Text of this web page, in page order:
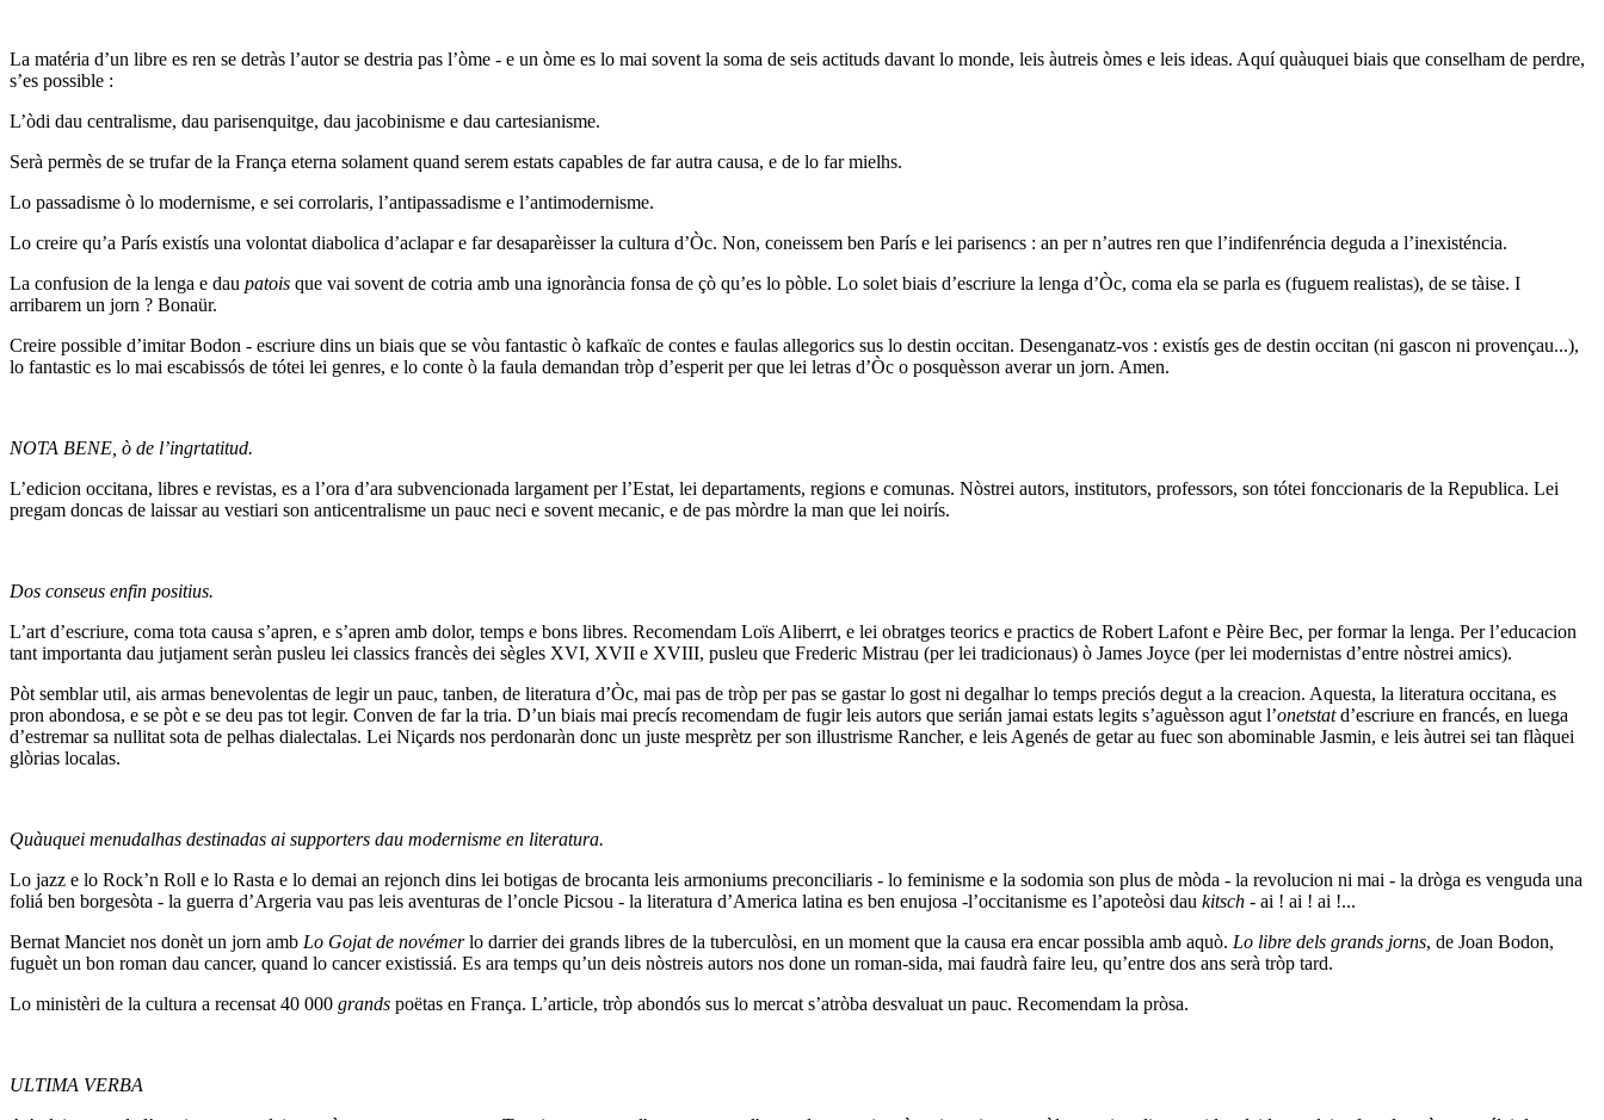
La matéria d’un libre es ren se detràs l’autor se destria pas l’òme - e un òme es lo mai sovent la soma de seis actituds davant lo monde, leis àutreis òmes e leis ideas. Aquí quàuquei biais que conselham de perdre,
s’es possible :
L’òdi dau centralisme, dau parisenquitge, dau jacobinisme e dau cartesianisme.
Serà permès de se trufar de la França eterna solament quand serem estats capables de far autra causa, e de lo far mielhs.
Lo passadisme ò lo modernisme, e sei corrolaris, l’antipassadisme e l’antimodernisme.
Lo creire qu’a París existís una volontat diabolica d’aclapar e far desaparèisser la cultura d’Òc. Non, coneissem ben París e lei parisencs : an per n’autres ren que l’indifenréncia deguda a l’inexisténcia.
La confusion de la lenga e dau patois que vai sovent de cotria amb una ignorància fonsa de çò qu’es lo pòble. Lo solet biais d’escriure la lenga d’Òc, coma ela se parla es (fuguem realistas), de se tàise. I
arribarem un jorn ? Bonaür.
Creire possible d’imitar Bodon - escriure dins un biais que se vòu fantastic ò kafkaïc de contes e faulas allegorics sus lo destin occitan. Desenganatz-vos : existís ges de destin occitan (ni gascon ni provençau...),
lo fantastic es lo mai escabissós de tótei lei genres, e lo conte ò la faula demandan tròp d’esperit per que lei letras d’Òc o posquèsson averar un jorn. Amen.
NOTA BENE, ò de l’ingrtatitud.
L’edicion occitana, libres e revistas, es a l’ora d’ara subvencionada largament per l’Estat, lei departaments, regions e comunas. Nòstrei autors, institutors, professors, son tótei fonccionaris de la Republica. Lei
pregam doncas de laissar au vestiari son anticentralisme un pauc neci e sovent mecanic, e de pas mòrdre la man que lei noirís.
Dos conseus enfin positius.
L’art d’escriure, coma tota causa s’apren, e s’apren amb dolor, temps e bons libres. Recomendam Loïs Aliberrt, e lei obratges teorics e practics de Robert Lafont e Pèire Bec, per formar la lenga. Per l’educacion
tant importanta dau jutjament seràn pusleu lei classics francès dei sègles XVI, XVII e XVIII, pusleu que Frederic Mistrau (per lei tradicionaus) ò James Joyce (per lei modernistas d’entre nòstrei amics).
Pòt semblar util, ais armas benevolentas de legir un pauc, tanben, de literatura d’Òc, mai pas de tròp per pas se gastar lo gost ni degalhar lo temps preciós degut a la creacion. Aquesta, la literatura occitana, es
pron abondosa, e se pòt e se deu pas tot legir. Conven de far la tria. D’un biais mai precís recomendam de fugir leis autors que serián jamai estats legits s’aguèsson agut l’onetstatd’escriure en francés, en luega
d’estremar sa nullitat sota de pelhas dialectalas. Lei Niçards nos perdonaràn donc un juste mesprètz per son illustrisme Rancher, e leis Agenés de getar au fuec son abominable Jasmin, e leis àutrei sei tan flàquei
glòrias localas.
Quàuquei menudalhas destinadas ai supporters dau modernisme en literatura.
Lo jazz e lo Rock’n Roll e lo Rasta e lo demai an rejonch dins lei botigas de brocanta leis armoniums preconciliaris - lo feminisme e la sodomia son plus de mòda - la revolucion ni mai - la dròga es venguda una
foliá ben borgesòta - la guerra d’Argeria vau pas leis aventuras de l’oncle Picsou - la literatura d’America latina es ben enujosa -l’occitanisme es l’apoteòsi dau kitsch - ai ! ai ! ai !...
Bernat Manciet nos donèt un jorn amb Lo Gojat de novémerlo darrier dei grands libres de la tuberculòsi, en un moment que la causa era encar possibla amb aquò. Lo libre dels grands jorns, de Joan Bodon,
fuguèt un bon roman dau cancer, quand lo cancer existissiá. Es ara temps qu’un deis nòstreis autors nos done un roman-sida, mai faudrà faire leu, qu’entre dos ans serà tròp tard.
Lo ministèri de la cultura a recensat 40 000 grands poëtas en França. L’article, tròp abondós sus lo mercat s’atròba desvaluat un pauc. Recomendam la pròsa.
ULTIMA VERBA